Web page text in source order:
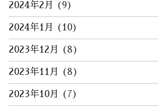
2024年2月 (9)
2024年1月 (10)
2023年12月 (8)
2023年11月 (8)
2023年10月 (7)